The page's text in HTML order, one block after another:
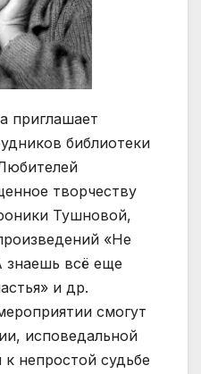
приглашает
библиотеки
творчеству
Тушновой,
«Не
знаешь всё еще
и др.
смогут
исповедальной
непростой судьбе